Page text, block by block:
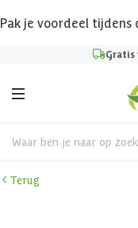
Pak je voordeel tijdens
Gratis
Waar ben je naar op
Terug